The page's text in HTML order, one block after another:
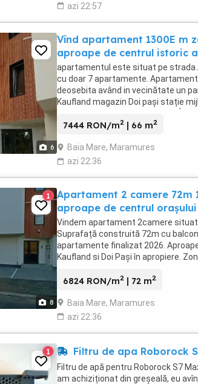
azi 22:57
6
Vînd apartament 1300E m
aproape de centrul istoric
apartamentul este situat pe strada
cu doar 7 apartamente.
deosebita având in vecinătate un
Kaufland magazin Doi pași stație
7444 RON/m2 | 66 m2
Baia Mare, Maramures
azi 22:36
8
1
Apartament 2 camere 72m
aproape de centrul orașului
Vindem apartament 2camere situat
Suprafață construită 72m cu
apartamente finalizat 2026.
Kaufland si Doi Pași în apropiere.
6824 RON/m2 | 72 m2
Baia Mare, Maramures
azi 22:36
1 Filtru de apa Roborock
Filtru de apă pentru Roborock S7
am achiziționat din greșeală, eu